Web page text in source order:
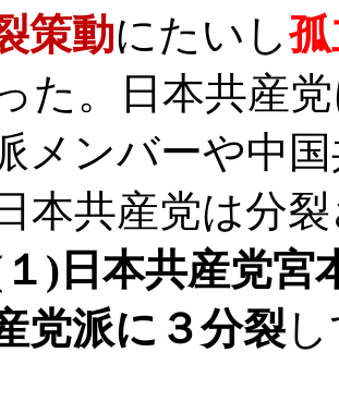
策動にたいし
た。日本共産
メンバーや中
本共産党は分
１ ) 日本共産党宮
党派に３分裂